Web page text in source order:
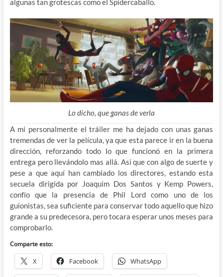
algunas tan grotescas como el Spidercaballo.
Lo dicho, que ganas de verla
A mi personalmente el tráiler me ha dejado con unas ganas
tremendas de ver la película, ya que esta parece ir en la buena
dirección, reforzando todo lo que funcionó en la primera
entrega pero llevándolo mas allá. Así que con algo de suerte y
pese a que aquí han cambiado los directores, estando esta
secuela dirigida por Joaquim Dos Santos y Kemp Powers,
confío que la presencia de Phil Lord como uno de los
guionistas, sea suficiente para conservar todo aquello que hizo
grande a su predecesora, pero tocara esperar unos meses para
comprobarlo.
Comparte esto:
X Facebook WhatsApp